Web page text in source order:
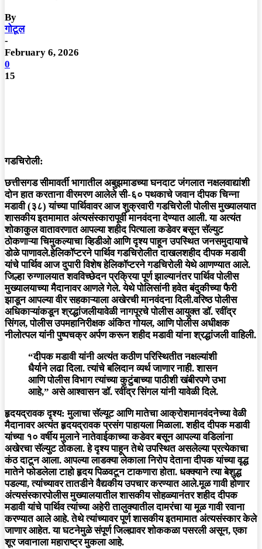
By
गोटूल
-
February 6, 2026
0
15
गडचिरोली:
छत्तीसगड सीमावर्ती भागातील अबुझमाडच्या घनदाट जंगलात नक्षलवाद्यांशी
दोन हात करताना वीरमरण आलेले सी-६० पथकाचे जवान दीपक चिन्ना
मडावी (३८) यांच्या पार्थिवावर आज शुक्रवारी गडचिरोली पोलीस मुख्यालयात
शासकीय इतमामात अंत्यसंस्कारापूर्वी मानवंदना देण्यात आली. या अत्यंत
शोकाकुल वातावरणात आपल्या शहीद पित्याला कडेवर बसून सॅल्युट
ठोकणाऱ्या चिमुकल्याचा व्हिडीओ आणि दृश्य पाहून उपस्थित जनसमुदायाचे
डोळे पाणावले.हेलिकॉप्टरने पार्थिव गडचिरोलीत दाखलशहीद दीपक मडावी
यांचे पार्थिव आज दुपारी विशेष हेलिकॉप्टरने गडचिरोली येथे आणण्यात आले.
जिल्हा रुग्णालयात शवविच्छेदन प्रक्रिया पूर्ण झाल्यानंतर पार्थिव पोलीस
मुख्यालयाच्या मैदानावर आणले गेले. येथे पोलिसांनी हवेत बंदुकीच्या फैरी
झाडून आपल्या वीर सहकाऱ्याला अखेरची मानवंदना दिली.वरिष्ठ पोलीस
अधिकाऱ्यांकडून श्रद्धांजलीयावेळी नागपूरचे पोलीस आयुक्त डॉ. रवींद्र
सिंगल, पोलीस उपमहानिरीक्षक अंकित गोयल, आणि पोलीस अधीक्षक
नीलोत्पल यांनी पुष्पचक्र अर्पण करून शहीद मडावी यांना श्रद्धांजली वाहिली.
“दीपक मडावी यांनी अत्यंत कठीण परिस्थितीत नक्षल्यांशी
धैर्याने लढा दिला. त्यांचे बलिदान व्यर्थ जाणार नाही. शासन
आणि पोलीस विभाग त्यांच्या कुटुंबाच्या पाठीशी खंबीरपणे उभा
आहे,” असे आश्वासन डॉ. रवींद्र सिंगल यांनी यावेळी दिले.
हृदयद्रावक दृश्य: मुलाचा सॅल्यूट आणि मातेचा आक्रोशमानवंदनेच्या वेळी
मैदानावर अत्यंत हृदयद्रावक प्रसंग पाहायला मिळाला. शहीद दीपक मडावी
यांच्या १० वर्षीय मुलाने नातेवाईकाच्या कडेवर बसून आपल्या वडिलांना
अखेरचा सॅल्युट ठोकला. हे दृश्य पाहून तेथे उपस्थित असलेल्या प्रत्येकाचा
कंठ दाटून आला. आपल्या लाडक्या लेकाला निरोप देताना दीपक यांच्या वृद्ध
मातेने फोडलेला टाहो हृदय पिळवटून टाकणारा होता. धक्क्याने त्या बेशुद्ध
पडल्या, त्यांच्यावर तातडीने वैद्यकीय उपचार करण्यात आले.मूळ गावी होणार
अंत्यसंस्कारपोलीस मुख्यालयातील शासकीय सोहळ्यानंतर शहीद दीपक
मडावी यांचे पार्थिव त्यांच्या अहेरी तालुक्यातील दामरंचा या मूळ गावी रवाना
करण्यात आले आहे. तेथे त्यांच्यावर पूर्ण शासकीय इतमामात अंत्यसंस्कार केले
जाणार आहेत. या घटनेमुळे संपूर्ण जिल्ह्यावर शोककळा पसरली असून, एका
शूर जवानाला महाराष्ट्र मुकला आहे.